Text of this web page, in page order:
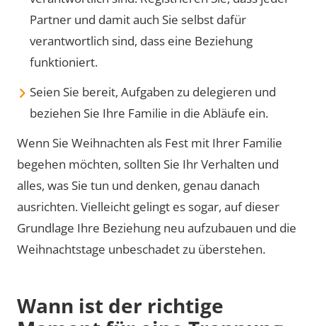
Partner und damit auch Sie selbst dafür
verantwortlich sind, dass eine Beziehung
funktioniert.
Seien Sie bereit, Aufgaben zu delegieren und
beziehen Sie Ihre Familie in die Abläufe ein.
Wenn Sie Weihnachten als Fest mit Ihrer Familie
begehen möchten, sollten Sie Ihr Verhalten und
alles, was Sie tun und denken, genau danach
ausrichten. Vielleicht gelingt es sogar, auf dieser
Grundlage Ihre Beziehung neu aufzubauen und die
Weihnachtstage unbeschadet zu überstehen.
Wann ist der richtige